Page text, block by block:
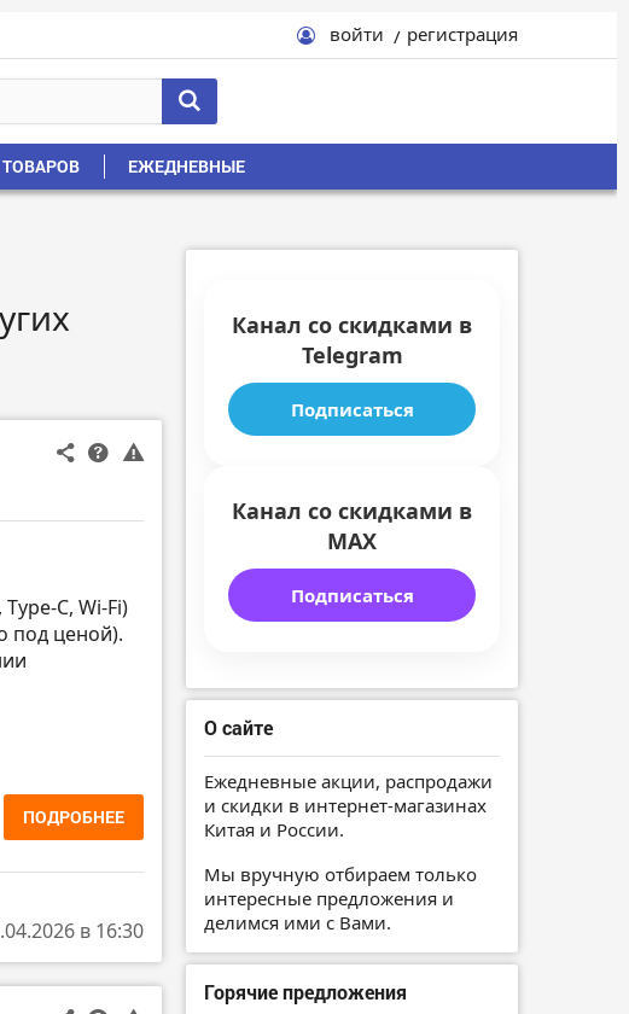
войти регистрация
ЕЖЕДНЕВНЫЕ
C, Wi-Fi)
под ценой).
ПОДРОБНЕЕ
в 16:30
Канал со скидками в
Telegram
Подписаться
Канал со скидками в
MAX
Подписаться
О сайте
Ежедневные акции, распродажи
и скидки в интернет-магазинах
Китая и России.
Мы вручную отбираем только
интересные предложения и
делимся ими с Вами.
Горячие предложения